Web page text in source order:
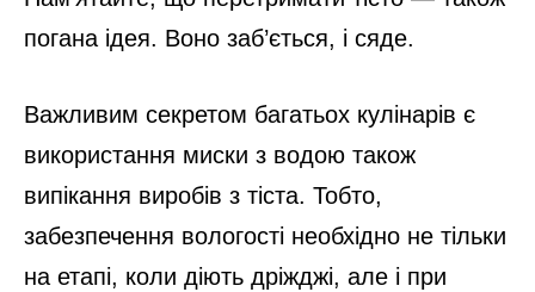
погана ідея. Воно заб’ється, і сяде.
Важливим секретом багатьох кулінарів є
використання миски з водою також
випікання виробів з тіста. Тобто,
забезпечення вологості необхідно не тільки
на етапі, коли діють дріжджі, але і при